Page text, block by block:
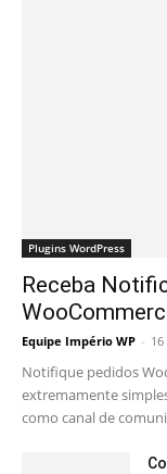
Plugins WordPress
Receba
Equipe Império WP -
Notifique pedidos
extremamente
como canal de